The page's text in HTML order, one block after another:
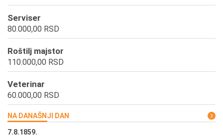
Serviser
80.000,00 RSD
Roštilj majstor
110.000,00 RSD
Veterinar
60.000,00 RSD
NA DANAŠNJI DAN
7.8.1859.